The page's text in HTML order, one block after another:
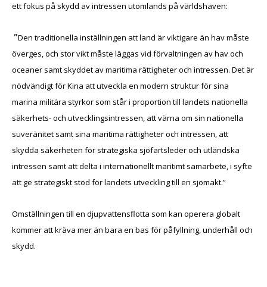
ett fokus på skydd av intressen utomlands på världshaven:
”Den traditionella inställningen att land är viktigare än hav måste
överges, och stor vikt måste läggas vid förvaltningen av hav och
oceaner samt skyddet av maritima rättigheter och intressen. Det är
nödvändigt för Kina att utveckla en modern struktur för sina
marina militära styrkor som står i proportion till landets nationella
säkerhets- och utvecklingsintressen, att värna om sin nationella
suveränitet samt sina maritima rättigheter och intressen, att
skydda säkerheten för strategiska sjöfartsleder och utländska
intressen samt att delta i internationellt maritimt samarbete, i syfte
att ge strategiskt stöd för landets utveckling till en sjömakt.”
Omställningen till en djupvattensflotta som kan operera globalt
kommer att kräva mer än bara en bas för påfyllning, underhåll och
skydd.